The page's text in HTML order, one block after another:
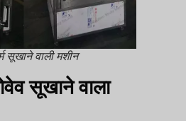
सूखाने वाली मशीन
सूखाने वाला